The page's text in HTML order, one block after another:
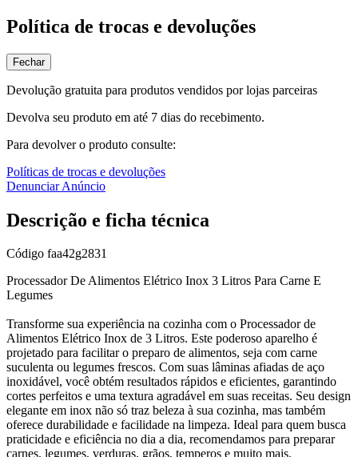
Política de trocas e devoluções
Fechar
Devolução gratuita para produtos vendidos por lojas parceiras
Devolva seu produto em até 7 dias do recebimento.
Para devolver o produto consulte:
Políticas de trocas e devoluções
Denunciar Anúncio
Descrição e ficha técnica
Código faa42g2831
Processador De Alimentos Elétrico Inox 3 Litros Para Carne E
Legumes
Transforme sua experiência na cozinha com o Processador de
Alimentos Elétrico Inox de 3 Litros. Este poderoso aparelho é
projetado para facilitar o preparo de alimentos, seja com carne
suculenta ou legumes frescos. Com suas lâminas afiadas de aço
inoxidável, você obtém resultados rápidos e eficientes, garantindo
cortes perfeitos e uma textura agradável em suas receitas. Seu design
elegante em inox não só traz beleza à sua cozinha, mas também
oferece durabilidade e facilidade na limpeza. Ideal para quem busca
praticidade e eficiência no dia a dia, recomendamos para preparar
carnes, legumes, verduras, grãos, temperos e muito mais.